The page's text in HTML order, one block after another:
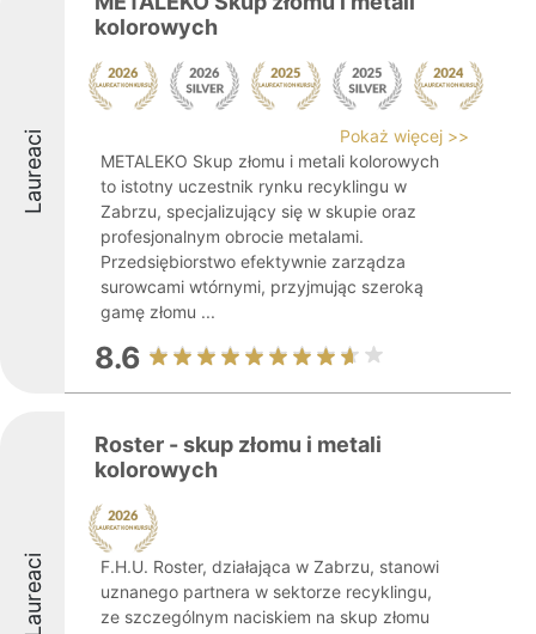
Laureaci
kolorowych
Pokaż więcej >>
METALEKO Skup złomu i metali kolorowych
to istotny uczestnik rynku recyklingu w
Zabrzu, specjalizujący się w skupie oraz
profesjonalnym obrocie metalami.
Przedsiębiorstwo efektywnie zarządza
surowcami wtórnymi, przyjmując szeroką
gamę złomu ...
8.6
Laureaci
Roster - skup złomu i metali
kolorowych
F.H.U. Roster, działająca w Zabrzu, stanowi
uznanego partnera w sektorze recyklingu,
ze szczególnym naciskiem na skup złomu